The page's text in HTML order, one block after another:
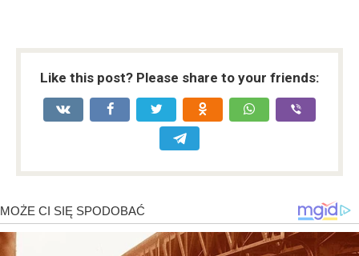
Like this post? Please share to your friends: